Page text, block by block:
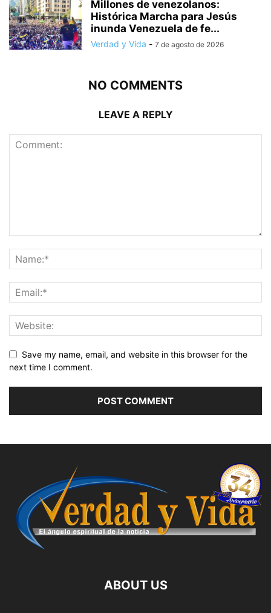
Millones de venezolanos:
Histórica Marcha para Jesús
inunda Venezuela de fe...
Verdad y Vida - 7 de agosto de 2026
NO COMMENTS
LEAVE A REPLY
Save my name, email, and website in this browser for the
next time I comment.
ABOUT US